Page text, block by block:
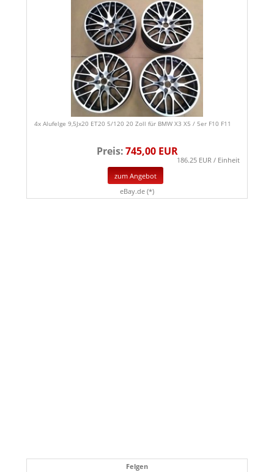
4x Alufelge 9,5Jx20 ET20 5/120 20 Zoll für BMW X3 X5 / 5er F10 F11
Preis:745,00 EUR
186.25 EUR / Einheit
zum Angebot
eBay.de (*)
Felgen